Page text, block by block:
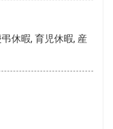
休暇, 育児休暇, 産